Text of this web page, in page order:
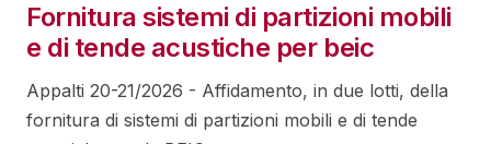
Fornitura sistemi di partizioni mobili
e di tende acustiche per beic
Appalti 20-21/2026 - Affidamento, in due lotti, della
fornitura di sistemi di partizioni mobili e di tende